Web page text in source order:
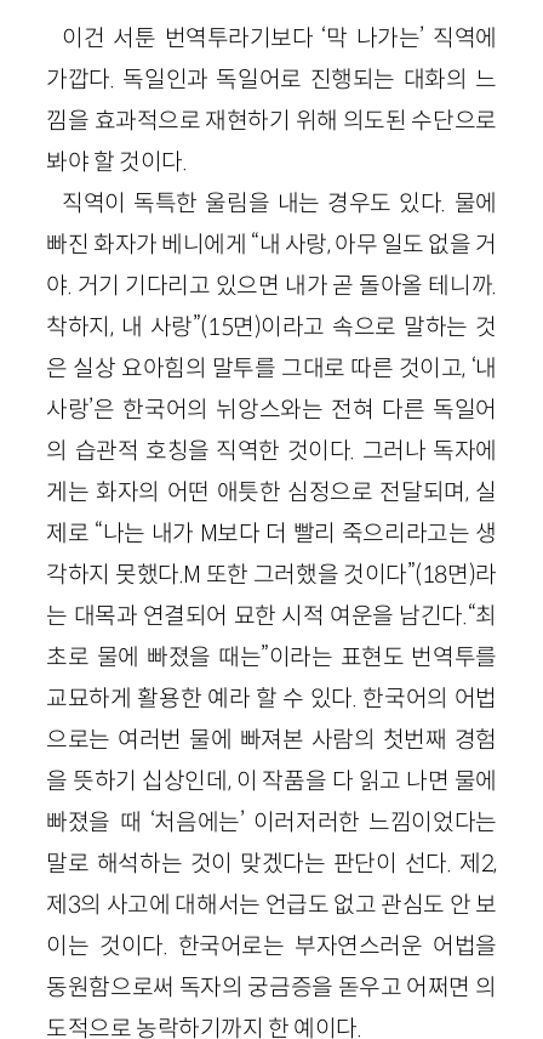
이건 서툰 번역투라기보다 ‘막 나가는’ 직역에
가깝다. 독일인과 독일어로 진행되는 대화의 느
낌을 효과적으로 재현하기 위해 의도된 수단으로
봐야 할 것이다.
직역이 독특한 울림을 내는 경우도 있다. 물에
빠진 화자가 베니에게 “내 사랑, 아무 일도 없을 거
야. 거기 기다리고 있으면 내가 곧 돌아올 테니까.
착하지, 내 사랑”(15면)이라고 속으로 말하는 것
은 실상 요아힘의 말투를 그대로 따른 것이고, ‘내
사랑’은 한국어의 뉘앙스와는 전혀 다른 독일어
의 습관적 호칭을 직역한 것이다. 그러나 독자에
게는 화자의 어떤 애틋한 심정으로 전달되며, 실
제로 “나는 내가 M보다 더 빨리 죽으리라고는 생
각하지 못했다.M 또한 그러했을 것이다”(18면)라
는 대목과 연결되어 묘한 시적 여운을 남긴다.“최
초로 물에 빠졌을 때는”이라는 표현도 번역투를
교묘하게 활용한 예라 할 수 있다. 한국어의 어법
으로는 여러번 물에 빠져본 사람의 첫번째 경험
을 뜻하기 십상인데, 이 작품을 다 읽고 나면 물에
빠졌을 때 ‘처음에는’ 이러저러한 느낌이었다는
말로 해석하는 것이 맞겠다는 판단이 선다. 제2,
제3의 사고에 대해서는 언급도 없고 관심도 안 보
이는 것이다. 한국어로는 부자연스러운 어법을
동원함으로써 독자의 궁금증을 돋우고 어쩌면 의
도적으로 농락하기까지 한 예이다.